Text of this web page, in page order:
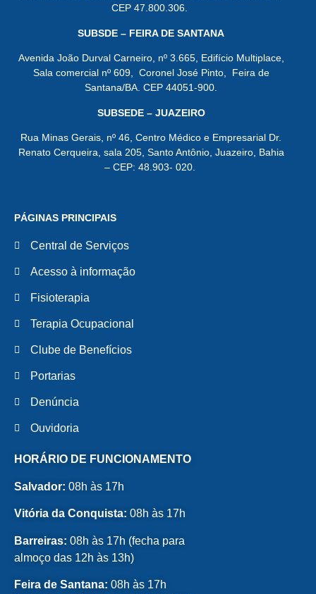
CEP 47.800.306.
SUBSDE – FEIRA DE SANTANA
Avenida João Durval Carneiro, nº 3.665, Edifício Multiplace,
Sala comercial nº 609, Coronel José Pinto, Feira de
Santana/BA. CEP 44051-900.
SUBSEDE – JUAZEIRO
Rua Minas Gerais, nº 46, Centro Médico e Empresarial Dr.
Renato Cerqueira, sala 205, Santo Antônio, Juazeiro, Bahia
– CEP: 48.903- 020.
PÁGINAS PRINCIPAIS
Central de Serviços
Acesso à informação
Fisioterapia
Terapia Ocupacional
Clube de Benefícios
Portarias
Denúncia
Ouvidoria
HORÁRIO DE FUNCIONAMENTO
Salvador: 08h às 17h
Vitória da Conquista: 08h às 17h
Barreiras: 08h às 17h (fecha para
almoço das 12h às 13h)
Feira de Santana: 08h às 17h